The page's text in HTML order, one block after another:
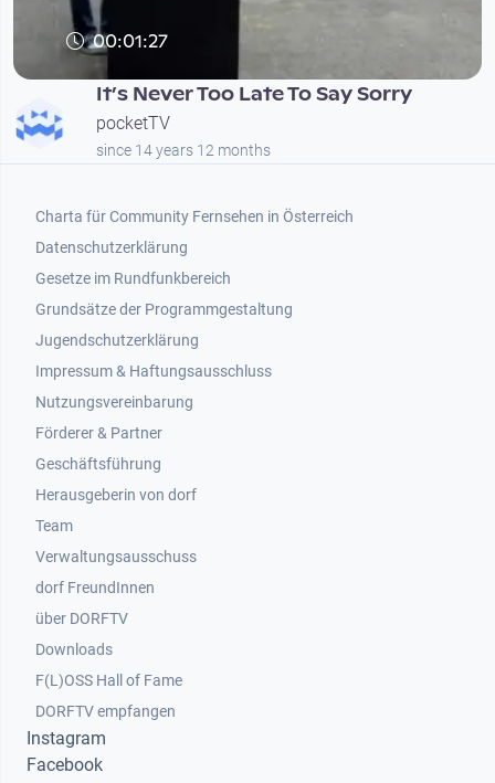
00:01:27
It’s Never Too Late To Say Sorry
pocketTV
since 14 years 12 months
Footer 1
Charta für Community Fernsehen in Österreich
Datenschutzerklärung
Gesetze im Rundfunkbereich
Grundsätze der Programmgestaltung
Jugendschutzerklärung
Impressum & Haftungsausschluss
Nutzungsvereinbarung
Footer 2
Förderer & Partner
Geschäftsführung
Herausgeberin von dorf
Team
Verwaltungsausschuss
dorf FreundInnen
Footer 3
über DORFTV
Downloads
F(L)OSS Hall of Fame
Footer 4
DORFTV empfangen
Instagram
Facebook